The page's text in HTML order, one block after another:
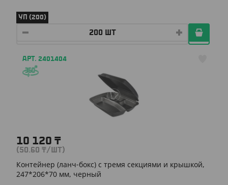
УП (200)
АРТ. 2401404
10 120 ₸
(50.60 ₸/ШТ)
Контейнер (ланч-бокс) с тремя секциями и крышкой,
247*206*70 мм, черный